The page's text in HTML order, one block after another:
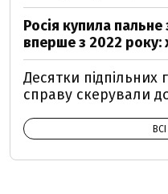
Росія купила пальне
вперше з 2022 року:
Десятки підпільних
справу скерували